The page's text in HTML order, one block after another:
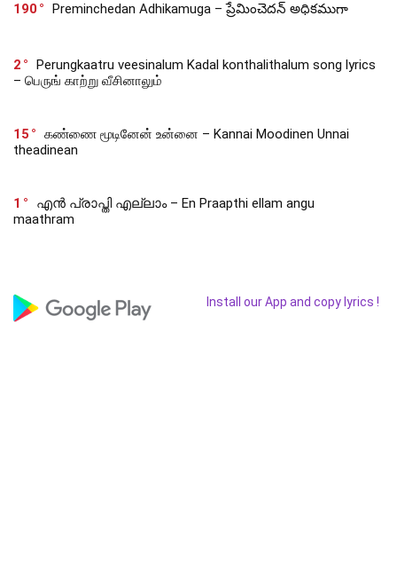
190 Preminchedan Adhikamuga – ప్రేమించెదన్ అధికముగా
2
Perungkaatru veesinalum Kadal konthalithalum song lyrics
– பெருங் காற்று வீசினாலும்
15
கண்ணை மூடினேன் உன்னை – Kannai Moodinen Unnai
theadinean
1
എൻ പ്രാപ്തി എല്ലാം – En Praapthi ellam angu
maathram
Install our App and copy lyrics !